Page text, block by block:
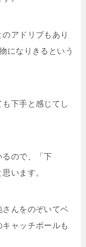
アドリブもあり
になりきるという
下手と感じてし
るので、「下
います。
んをのぞいてベ
ャッチボールも